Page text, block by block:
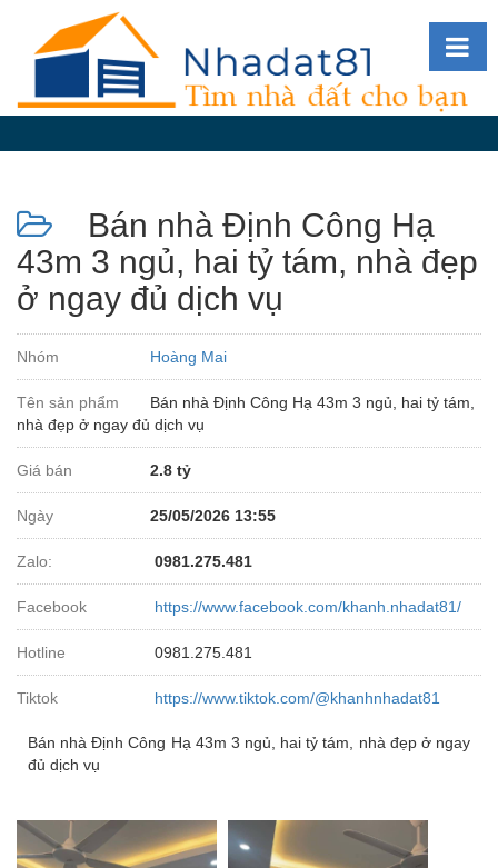
đàn
Giới
Tin
đất
videos
Tìm
kiếm
Đăng
nhập
Bán nhà Định Công Hạ
43m 3 ngủ, hai tỷ tám, nhà đẹp
ở ngay đủ dịch vụ
Nhóm Hoàng Mai
Tên sản phẩm
Bán nhà Định Công Hạ 43m 3 ngủ, hai tỷ tám,
nhà đẹp ở ngay đủ dịch vụ
Giá bán 2.8 tỷ
Ngày 25/05/2026 13:55
Zalo: 0981.275.481
Facebook https://www.facebook.com/khanh.nhadat81/
Hotline 0981.275.481
Tiktok https://www.tiktok.com/@khanhnhadat81
Bán nhà Định Công Hạ 43m 3 ngủ, hai tỷ tám, nhà đẹp ở ngay
đủ dịch vụ